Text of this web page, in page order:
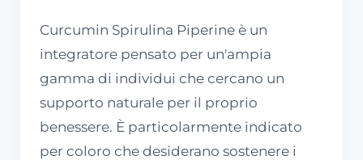
Curcumin Spirulina Piperine è un
integratore pensato per un'ampia
gamma di individui che cercano un
supporto naturale per il proprio
benessere. È particolarmente indicato
per coloro che desiderano sostenere i